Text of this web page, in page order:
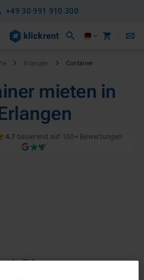
+49 30 991 910 300
Erlangen Container
mieten in
4.7 basierend auf 100+ Bewertungen
in Erlangen